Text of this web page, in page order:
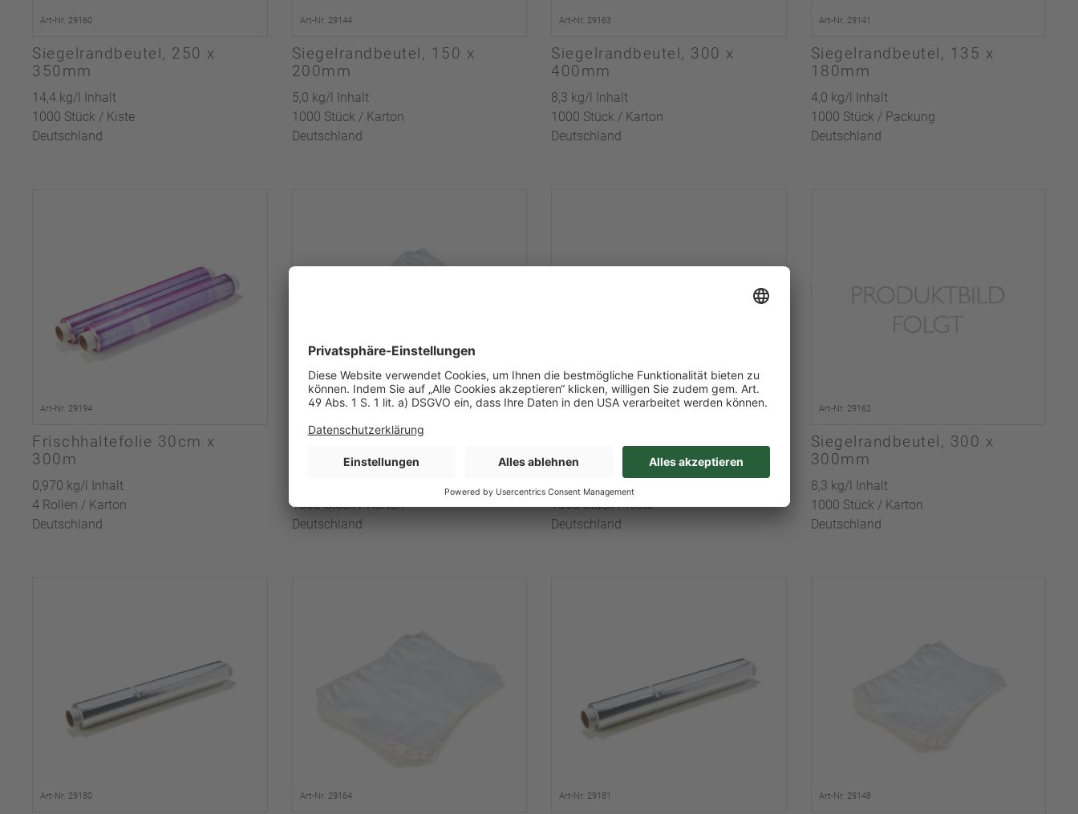
Art-Nr. 29160
Siegelrandbeutel, 250 x
350mm
14,4 kg/l Inhalt
1000 Stück / Kiste
Deutschland
Art-Nr. 29144
Siegelrandbeutel, 150 x
200mm
5,0 kg/l Inhalt
1000 Stück / Karton
Deutschland
Art-Nr. 29163
Siegelrandbeutel, 300 x
400mm
8,3 kg/l Inhalt
1000 Stück / Karton
Deutschland
Art-Nr. 29141
Siegelrandbeutel, 135 x
180mm
4,0 kg/l Inhalt
1000 Stück / Packung
Deutschland
Art-Nr. 29194
Frischhaltefolie 30cm x
300m
0,970 kg/l Inhalt
4 Rollen / Karton
Deutschland
Art-Nr. 29151
Siegelrandbeutel, 200 x
300mm
1000 Stück / Karton
Deutschland
Art-Nr. 29150
Siegelrandbeutel, 180 x
400mm
11,9 kg/l Inhalt
1000 Stück / Kiste
Deutschland
Art-Nr. 29162
Siegelrandbeutel, 300 x
300mm
8,3 kg/l Inhalt
1000 Stück / Karton
Deutschland
Art-Nr. 29180 Art-Nr. 29164 Art-Nr. 29181 Art-Nr. 29148